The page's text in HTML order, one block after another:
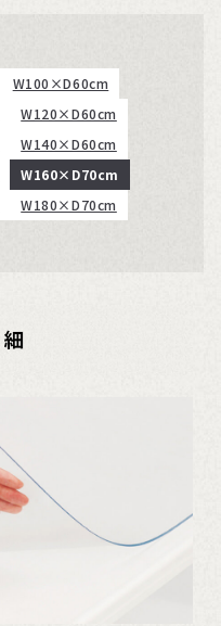
W100×D60cm
W120×D60cm
W140×D60cm
W160×D70cm
W180×D70cm